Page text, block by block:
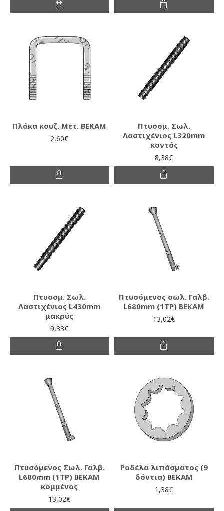
Πλάκα κουζ. Μετ. ΒΕΚΑΜ
2,60€
Πτυσομ. Σωλ.
Λαστιχένιος L320mm
κοντός
8,38€
Πτυσομ. Σωλ.
Λαστιχένιος L430mm
μακρύς
9,33€
Πτυσόμενος σωλ. Γαλβ.
L680mm (1ΤΡ) ΒΕΚΑΜ
13,02€
Πτυσόμενος Σωλ. Γαλβ.
L680mm (1ΤΡ) ΒΕΚΑΜ
κομμένος
13,02€
Ροδέλα λιπάσματος (9
δόντια) ΒΕΚΑΜ
1,38€